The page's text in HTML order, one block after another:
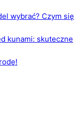
wybrać? Czym się
kunami: skuteczne